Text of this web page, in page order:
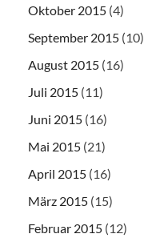
Oktober 2015 (4)
September 2015 (10)
August 2015 (16)
Juli 2015 (11)
Juni 2015 (16)
Mai 2015 (21)
April 2015 (16)
März 2015 (15)
Februar 2015 (12)